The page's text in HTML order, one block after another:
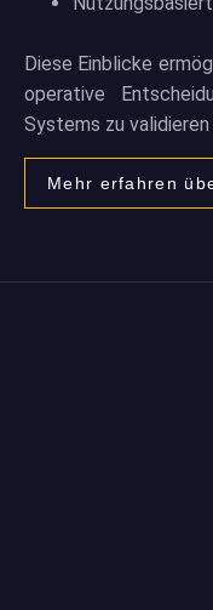
Diese Einblicke
operative
Systems zu
Mehr erfahren